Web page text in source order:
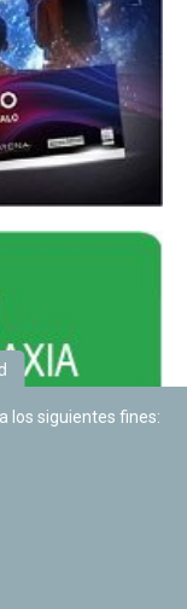
los siguientes fines: